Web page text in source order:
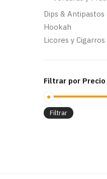
Dips & Antipastos
Hookah
Licores y Cigarros
Filtrar por Precio
Filtrar